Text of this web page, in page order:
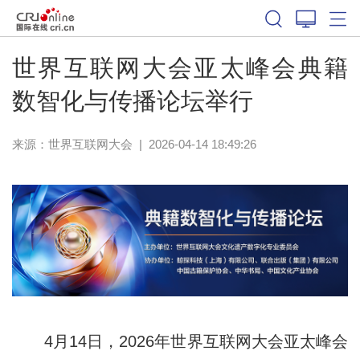
世界互联网大会亚太峰会典籍
数智化与传播论坛举行
来源： 世界互联网大会 | 2026-04-14 18:49:26
4月14日，2026年世界互联网大会亚太峰会